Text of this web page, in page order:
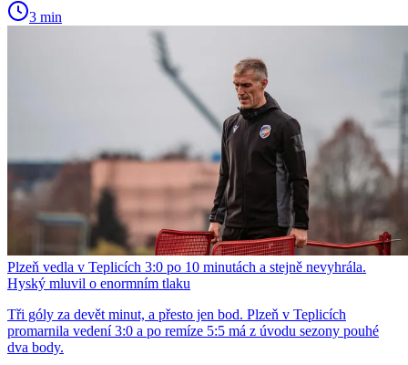
3 min
Plzeň vedla v Teplicích 3:0 po 10 minutách a stejně nevyhrála.
Hyský mluvil o enormním tlaku
Tři góly za devět minut, a přesto jen bod. Plzeň v Teplicích
promarnila vedení 3:0 a po remíze 5:5 má z úvodu sezony pouhé
dva body.